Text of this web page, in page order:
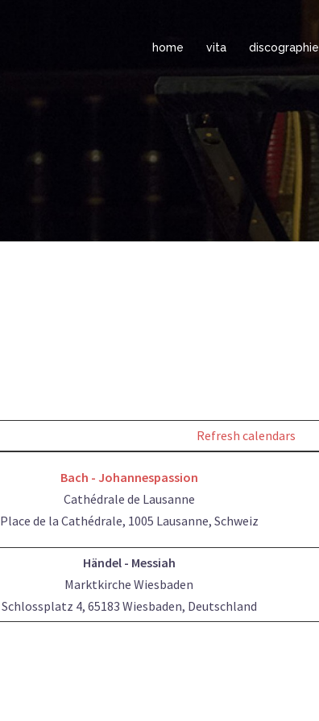
home vita discographie
Refresh calendars
Bach - Johannespassion
Cathédrale de Lausanne
Place de la Cathédrale, 1005 Lausanne, Schweiz
Händel - Messiah
Marktkirche Wiesbaden
Schlossplatz 4, 65183 Wiesbaden, Deutschland